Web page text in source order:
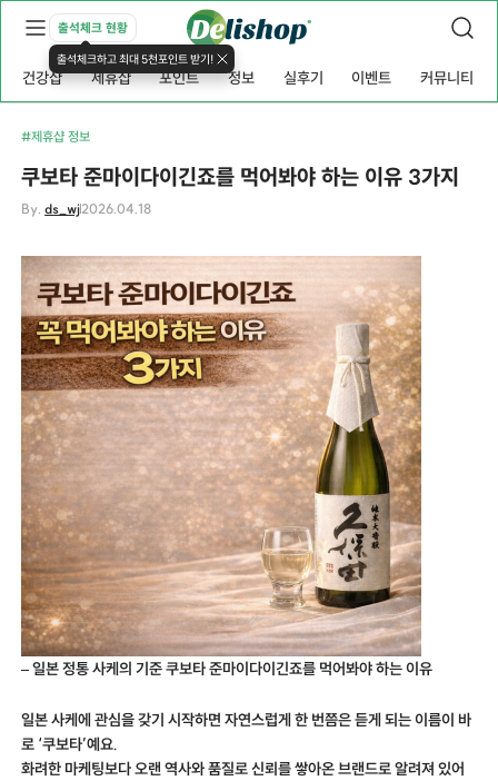
출석체크 현황
출석체크하고 최대 5천포인트 받기!
건강샵 제휴샵 포인트 정보 실후기 이벤트 커뮤니티
#제휴샵 정보
쿠보타 준마이다이긴죠를 먹어봐야 하는 이유 3가지
By.ds_wj2026.04.18
– 일본 정통 사케의 기준 쿠보타 준마이다이긴죠를 먹어봐야 하는 이유
일본 사케에 관심을 갖기 시작하면 자연스럽게 한 번쯤은 듣게 되는 이름이 바
로 ‘쿠보타’예요.
화려한 마케팅보다 오랜 역사와 품질로 신뢰를 쌓아온 브랜드로 알려져 있어